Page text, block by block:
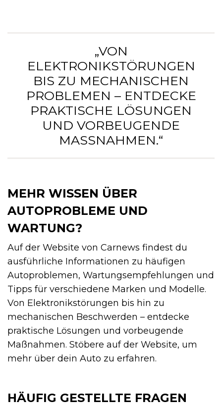
„VON
ELEKTRONIKSTÖRUNGEN
BIS ZU MECHANISCHEN
PROBLEMEN – ENTDECKE
PRAKTISCHE LÖSUNGEN
UND VORBEUGENDE
MASSNAHMEN.“
MEHR WISSEN ÜBER
AUTOPROBLEME UND
WARTUNG?
Auf der Website von Carnews findest du
ausführliche Informationen zu häufigen
Autoproblemen, Wartungsempfehlungen und
Tipps für verschiedene Marken und Modelle.
Von Elektronikstörungen bis hin zu
mechanischen Beschwerden – entdecke
praktische Lösungen und vorbeugende
Maßnahmen. Stöbere auf der Website, um
mehr über dein Auto zu erfahren.
HÄUFIG GESTELLTE FRAGEN